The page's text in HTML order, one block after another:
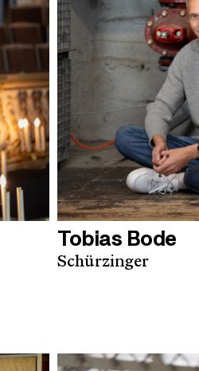
Tobias Bode
Schürzinger